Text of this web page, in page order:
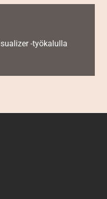
-työkalulla